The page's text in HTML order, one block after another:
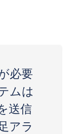
必要
ムは
送信
アラ